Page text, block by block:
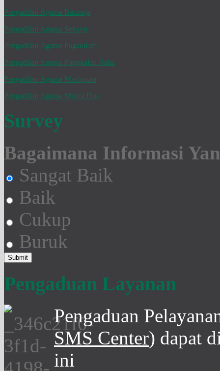
Pengadilan Agama Baturaja
Pengadilan Agama Sekayu
Pengadilan Agama Pagaralam
Pengadilan Agama Pangkalan Balai
Pengadilan Agama Martapura
Pengadilan Agama Muara Dua
Survey
Bagaimana Informasi
Sangat Baik
Baik
Cukup
Buruk
Pengaduan Layanan
Pengaduan
SMS Center) dapat
ini